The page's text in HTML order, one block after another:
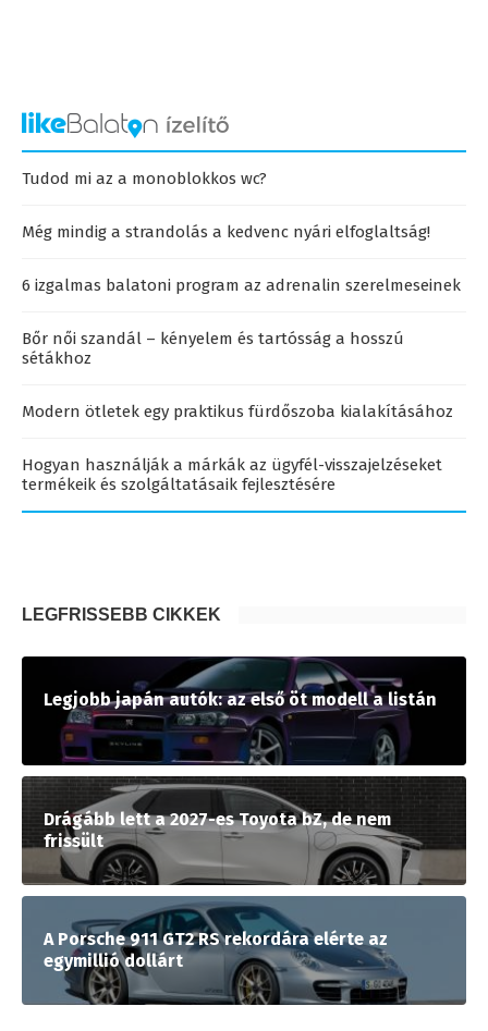
Tudod mi az a monoblokkos wc?
Még mindig a strandolás a kedvenc nyári elfoglaltság!
6 izgalmas balatoni program az adrenalin szerelmeseinek
Bőr női szandál – kényelem és tartósság a hosszú
sétákhoz
Modern ötletek egy praktikus fürdőszoba kialakításához
Hogyan használják a márkák az ügyfél-visszajelzéseket
termékeik és szolgáltatásaik fejlesztésére
LEGFRISSEBB CIKKEK
Legjobb japán autók: az első öt modell a listán
Drágább lett a 2027-es Toyota bZ, de nem
frissült
A Porsche 911 GT2 RS rekordára elérte az
egymillió dollárt